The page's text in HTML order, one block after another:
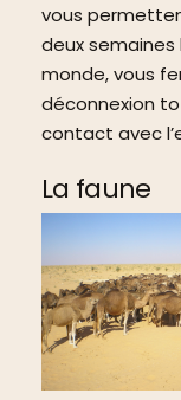
vous
deux
monde, vous
déconnexion
contact avec
La faune